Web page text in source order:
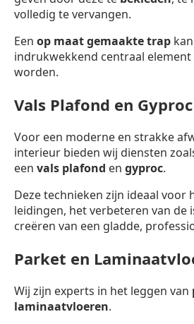
volledig te vervangen.
Een op maat gemaakte trap
indrukwekkend centraal
worden.
Vals Plafond en
Voor een moderne en strakke
interieur bieden wij diensten
een vals plafond en gyproc.
Deze technieken zijn ideaal voor
leidingen, het verbeteren van de
creëren van een gladde,
Parket en
Wij zijn experts in het leggen van
laminaatvloeren.